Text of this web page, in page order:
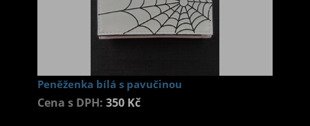
Peněženka bílá s pavučinou
Cena s DPH: 350 Kč